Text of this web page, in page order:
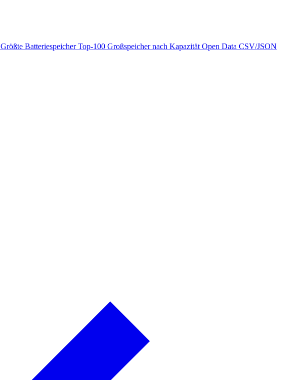
Größte Batteriespeicher Top-100 Großspeicher nach Kapazität Open Data CSV/JSON